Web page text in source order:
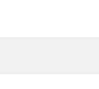
energía solar.